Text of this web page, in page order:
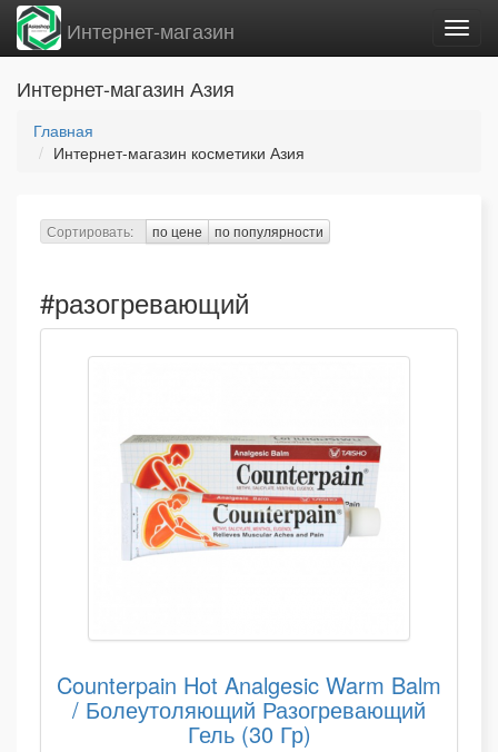
Интернет-магазин
Интернет-магазин Азия
Главная
Интернет-магазин косметики Азия
Сортировать: по цене по популярности
#разогревающий
Counterpain Hot Analgesic Warm Balm
/ Болеутоляющий Разогревающий
Гель (30 Гр)